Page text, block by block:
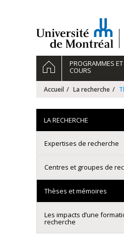
Navigation
principale
ACCUEILPROGRAMMES ET
COURS
Accueil La recherche
LA RECHERCHE
Expertises de recherche
Centres et groupes de
Thèses et mémoires
Les impacts d’une
recherche